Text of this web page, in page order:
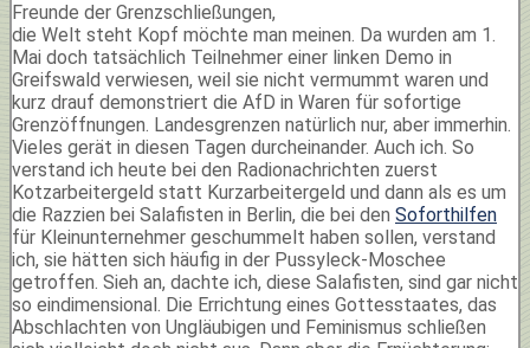
Freunde der Grenzschließungen,
die Welt steht Kopf möchte man meinen. Da wurden am 1.
Mai doch tatsächlich Teilnehmer einer linken Demo in
Greifswald verwiesen, weil sie nicht vermummt waren und
kurz drauf demonstriert die AfD in Waren für sofortige
Grenzöffnungen. Landesgrenzen natürlich nur, aber immerhin.
Vieles gerät in diesen Tagen durcheinander. Auch ich. So
verstand ich heute bei den Radionachrichten zuerst
Kotzarbeitergeld statt Kurzarbeitergeld und dann als es um
die Razzien bei Salafisten in Berlin, die bei den Soforthilfen
für Kleinunternehmer geschummelt haben sollen, verstand
ich, sie hätten sich häufig in der Pussyleck-Moschee
getroffen. Sieh an, dachte ich, diese Salafisten, sind gar nicht
so eindimensional. Die Errichtung eines Gottesstaates, das
Abschlachten von Ungläubigen und Feminismus schließen